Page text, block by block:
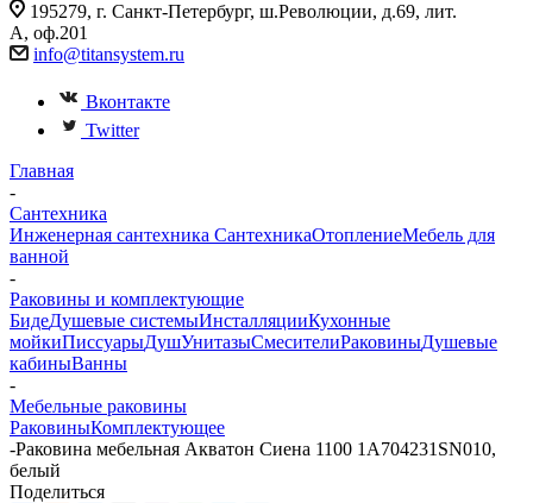
195279, г. Санкт-Петербург, ш.Революции, д.69, лит.
А, оф.201
info@titansystem.ru
Вконтакте
Twitter
Главная
-
Сантехника
Инженерная сантехника СантехникаОтоплениеМебель для
ванной
-
Раковины и комплектующие
БидеДушевые системыИнсталляцииКухонные
мойкиПиссуарыДушУнитазыСмесителиРаковиныДушевые
кабиныВанны
-
Мебельные раковины
РаковиныКомплектующее
-Раковина мебельная Акватон Сиена 1100 1A704231SN010,
белый
Поделиться